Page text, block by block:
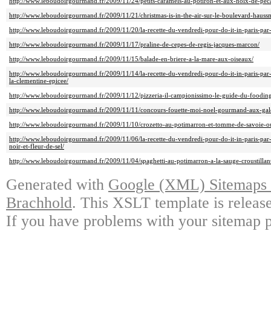
http://www.leboudoirgourmand.fr/2009/11/21/christmas-is-in-the-air-sur-le-boulevard-
http://www.leboudoirgourmand.fr/2009/11/20/la-recette-du-vendredi-pour-do-it-in-paris-
http://www.leboudoirgourmand.fr/2009/11/17/praline-de-cepes-de-regis-jacques-marcon/
http://www.leboudoirgourmand.fr/2009/11/15/balade-en-briere-a-la-mare-aux-oiseaux/
http://www.leboudoirgourmand.fr/2009/11/14/la-recette-du-vendredi-pour-do-it-in-paris-
la-clementine-epicee/
http://www.leboudoirgourmand.fr/2009/11/12/pizzeria-il-campionissimo-le-guide-du-
http://www.leboudoirgourmand.fr/2009/11/11/concours-fouette-moi-noel-gourmand-aux-
http://www.leboudoirgourmand.fr/2009/11/10/crozetto-au-potimarron-et-tomme-de-savoie-
http://www.leboudoirgourmand.fr/2009/11/06/la-recette-du-vendredi-pour-do-it-in-paris-
noir-et-fleur-de-sel/
http://www.leboudoirgourmand.fr/2009/11/04/spaghetti-au-potimarron-a-la-sauge-
Generated with Google (XML)
Brachhold. This XSLT template is
If you have problems with your sitemap